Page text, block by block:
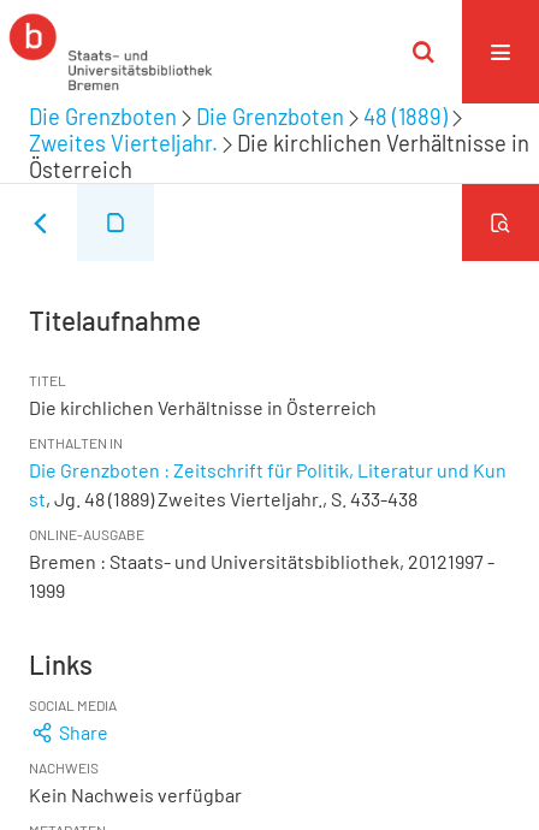
Die Grenzboten Die Grenzboten
48 (1889)
Zweites Vierteljahr.
Die kirchlichen Verhältnisse in
Österreich
Titelaufnahme
TITEL
Die kirchlichen Verhältnisse in Österreich
ENTHALTEN IN
Die Grenzboten : Zeitschrift für Politik, Literatur und Kun
st, Jg. 48 (1889) Zweites Vierteljahr., S. 433-438
ONLINE-AUSGABE
Bremen : Staats- und Universitätsbibliothek, 20121997 -
1999
Links
SOCIAL MEDIA
Share
NACHWEIS
Kein Nachweis verfügbar